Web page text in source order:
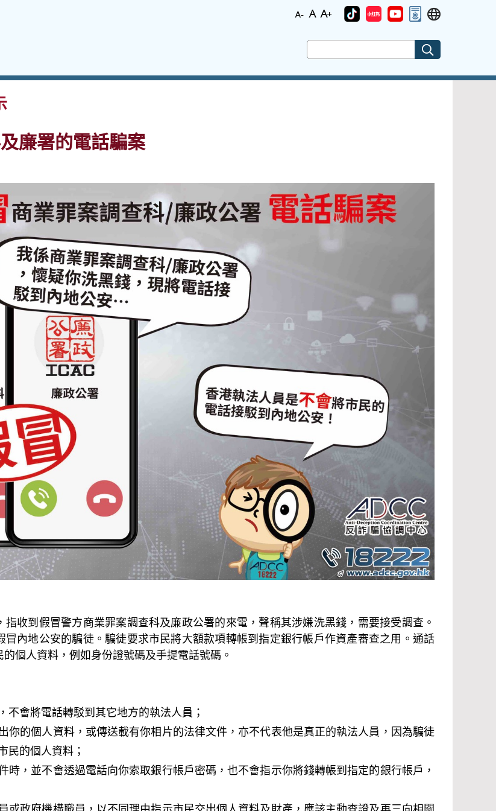
廉署的電話騙案
指收到假冒警方商業罪案調查科及廉政公署的來電，聲稱其涉嫌洗黑錢，需要接受調查。
冒內地公安的騙徒。騙徒要求市民將大額款項轉帳到指定銀行帳戶作資產審查之用。通話
個人資料，例如身份證號碼及手提電話號碼。
不會將電話轉駁到其它地方的執法人員；
你的個人資料，或傳送載有你相片的法律文件，亦不代表他是真正的執法人員，因為騙徒
民的個人資料；
時，並不會透過電話向你索取銀行帳戶密碼，也不會指示你將錢轉帳到指定的銀行帳戶，